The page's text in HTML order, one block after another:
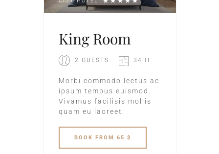
King Room
2 GUESTS 34 ft
Morbi commodo lectus ac
ipsum tempus euismod.
Vivamus facilisis mollis
quam eu laoreet.
BOOK FROM 65 $